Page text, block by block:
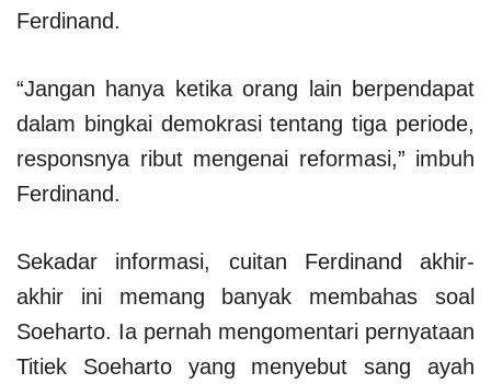
Ferdinand.
“Jangan hanya ketika orang lain berpendapat
dalam bingkai demokrasi tentang tiga periode,
responsnya ribut mengenai reformasi,” imbuh
Ferdinand.
Sekadar informasi, cuitan Ferdinand akhir-
akhir ini memang banyak membahas soal
Soeharto. Ia pernah mengomentari pernyataan
Titiek Soeharto yang menyebut sang ayah